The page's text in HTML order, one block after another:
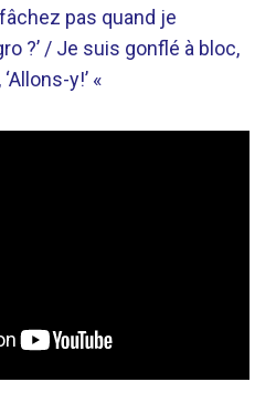
pas quand je
?’ / Je suis gonflé à bloc,
y!’ «